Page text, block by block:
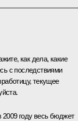
как дела, какие
с последствиями
текущее
году весь бюджет